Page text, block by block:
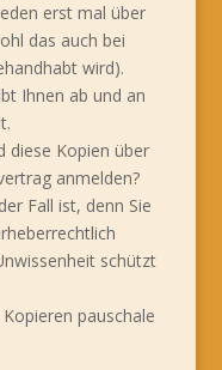
erst mal über
das auch bei
wird).
Ihnen ab und an
diese Kopien über
anmelden?
Fall ist, denn Sie
schützt
pauschale